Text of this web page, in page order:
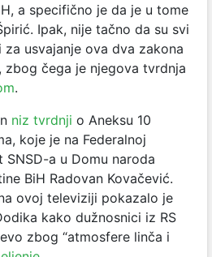
a specifično je da je u tome
Ipak, nije tačno da su svi
za usvajanje ova dva zakona
čega je njegova tvrdnja
.
niz tvrdnji o Aneksu 10
koje je na Federalnoj
a u Domu naroda
BiH Radovan Kovačević.
ovoj televiziji pokazalo je
kako dužnosnici iz RS
zbog “atmosfere linča i